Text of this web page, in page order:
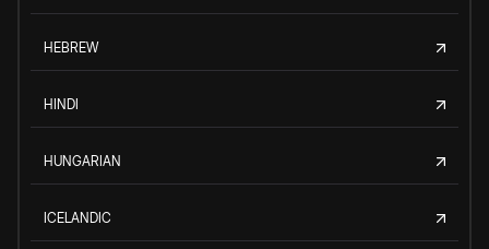
HEBREW
HINDI
HUNGARIAN
ICELANDIC